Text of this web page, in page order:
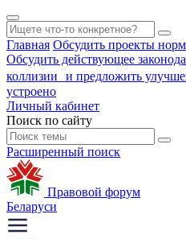
Главная Обсудить проекты
Обсудить действующее
коллизии и предложить
устроено
Личный кабинет
Поиск по сайту
Расширенный поиск
Правовой форум
Беларуси